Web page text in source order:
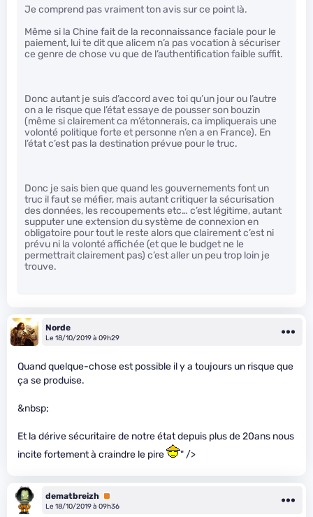
Je comprend pas vraiment ton avis sur ce point là.
Même si la Chine fait de la reconnaissance faciale pour le
paiement, lui te dit que alicem n’a pas vocation à sécuriser
ce genre de chose vu que de l’authentification faible suffit.
Donc autant je suis d’accord avec toi qu’un jour ou l’autre
on a le risque que l’état essaye de pousser son bouzin
(même si clairement ca m’étonnerais, ca impliquerais une
volonté politique forte et personne n’en a en France). En
l’état c’est pas la destination prévue pour le truc.
Donc je sais bien que quand les gouvernements font un
truc il faut se méfier, mais autant critiquer la sécurisation
des données, les recoupements etc… c’est légitime, autant
supputer une extension du système de connexion en
obligatoire pour tout le reste alors que clairement c’est ni
prévu ni la volonté affichée (et que le budget ne le
permettrait clairement pas) c’est aller un peu trop loin je
trouve.
Norde
Le 18/10/2019 à 09h29
Quand quelque-chose est possible il y a toujours un risque que
ça se produise.
&nbsp;
Et la dérive sécuritaire de notre état depuis plus de 20ans nous
incite fortement à craindre le pire
" />
dematbreizh Premium
Le 18/10/2019 à 09h36